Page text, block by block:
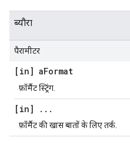
ब्यौरा
पैरामीटर
[in] aFormat
फ़ॉर्मैट स्ट्रिंग.
[in] . . .
फ़ॉर्मैट की खास बातों के लिए तर्क.